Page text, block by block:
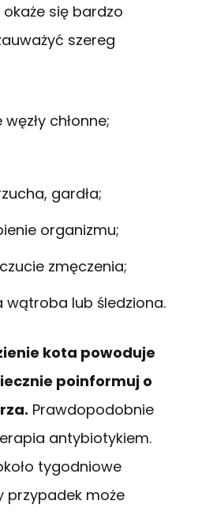
się bardzo
szereg
chłonne;
gardła;
organizmu;
zmęczenia;
wątroba lub śledziona.
kota powoduje
poinformuj o
Prawdopodobnie
antybiotykiem.
tygodniowe
przypadek może